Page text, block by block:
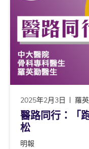
2025年2月3日 羅
醫路同行：「
松
明報